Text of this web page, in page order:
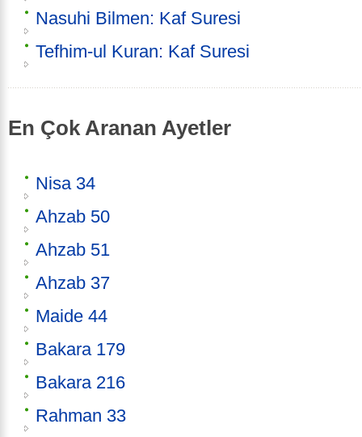
Nasuhi Bilmen: Kaf Suresi
Tefhim-ul Kuran: Kaf Suresi
En Çok Aranan Ayetler
Nisa 34
Ahzab 50
Ahzab 51
Ahzab 37
Maide 44
Bakara 179
Bakara 216
Rahman 33